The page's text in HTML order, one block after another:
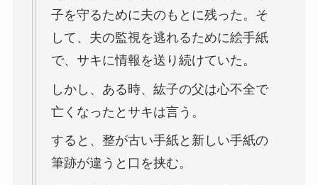
子を守るために夫のもとに残った。そ
して、夫の監視を逃れるために絵手紙
で、サキに情報を送り続けていた。
しかし、ある時、紘子の父は心不全で
亡くなったとサキは言う。
すると、整が古い手紙と新しい手紙の
筆跡が違うと口を挟む。